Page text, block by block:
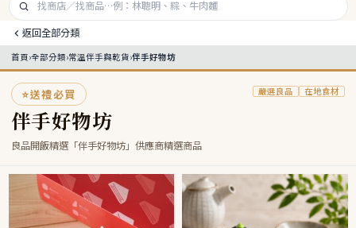
返回全部分類
首頁›全部分類›常溫伴手與乾貨›伴手好物坊
⭐送禮必買
伴手好物坊
良品開飯精選「伴手好物坊」供應商精選商品
嚴選良品 在地食材